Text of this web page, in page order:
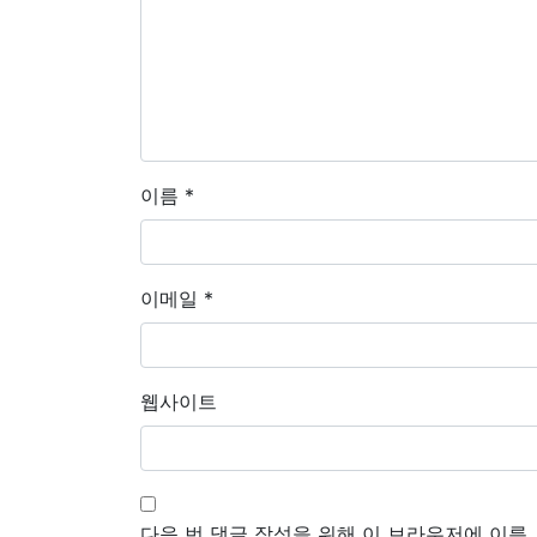
이름 *
이메일 *
웹사이트